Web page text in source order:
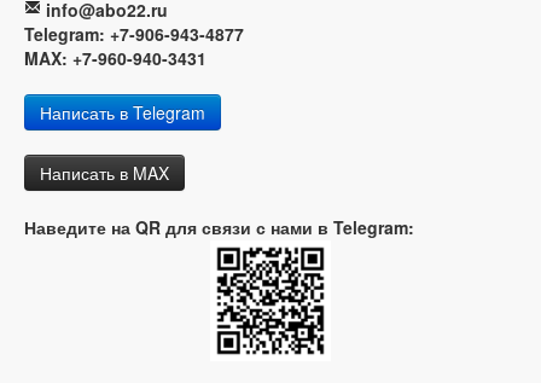
info@abo22.ru
Telegram: +7-906-943-4877
MAX: +7-960-940-3431
Написать в Telegram
Написать в MAX
Наведите на QR для связи с нами в Telegram: